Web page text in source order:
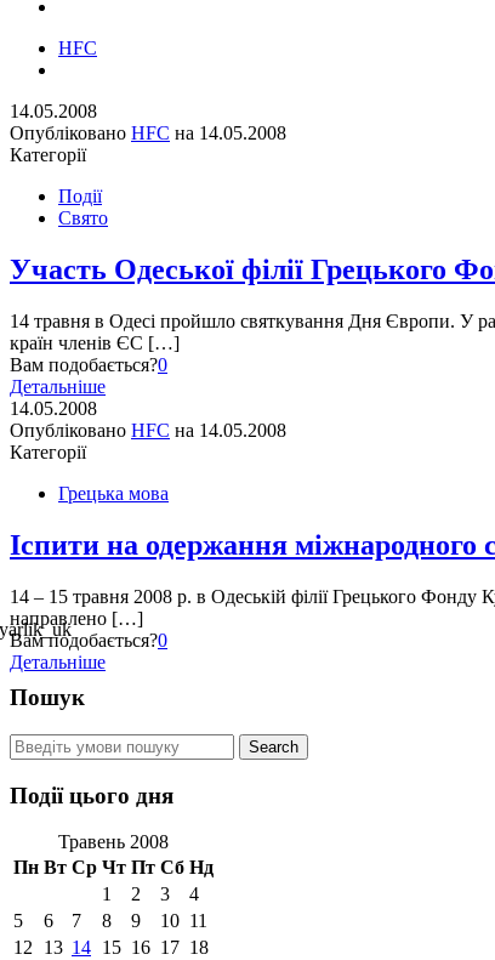
HFC
14.05.2008
Опубліковано HFC на 14.05.2008
Категорії
Події
Свято
Участь Одеської філії Грецького
14 травня в Одесі пройшло святкування Дня Європи. У
країн членів ЄС […]
Вам подобається?0
Детальніше
14.05.2008
Опубліковано HFC на 14.05.2008
Категорії
Грецька мова
Іспити на одержання міжнародного
14 – 15 травня 2008 р. в Одеській філії Грецького Фонду
направлено […]
Вам подобається?0
Детальніше
Пошук
Події цього дня
Травень 2008
Пн Вт Ср Чт Пт Сб Нд
1 2 3
4
5
6 7 8 9 10 11
12
13 14 15 16 17 18